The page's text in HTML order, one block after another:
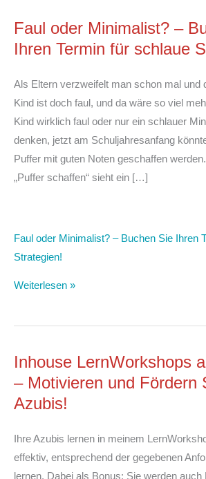
Faul oder Minimalist? –
Ihren Termin für schlaue
Als Eltern verzweifelt man schon mal und
Kind ist doch faul, und da wäre so viel
Kind wirklich faul oder nur ein schlauer
denken, jetzt am Schuljahresanfang
Puffer mit guten Noten geschaffen
„Puffer schaffen“ sieht ein […]
Faul oder Minimalist? – Buchen Sie Ihren
Strategien!
Weiterlesen »
Inhouse LernWorkshops
– Motivieren und Fördern
Azubis!
Ihre Azubis lernen in meinem
effektiv, entsprechend der gegebenen
lernen. Dabei als Bonus: Sie werden auch